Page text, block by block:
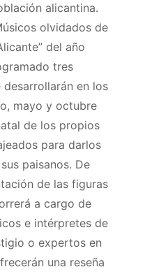
alicantina.
olvidados de
del año
tres
desarrollarán en los
mayo y octubre
de los propios
para darlos
paisanos. De
de las figuras
a cargo de
e intérpretes de
o expertos en
una reseña